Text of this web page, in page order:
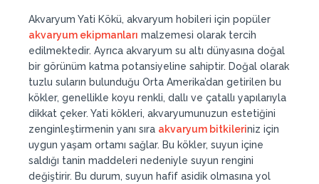
Akvaryum Yati Kökü, akvaryum hobileri için popüler
akvaryum ekipmanları malzemesi olarak tercih
edilmektedir. Ayrıca akvaryum su altı dünyasına doğal
bir görünüm katma potansiyeline sahiptir. Doğal olarak
tuzlu suların bulunduğu Orta Amerika’dan getirilen bu
kökler, genellikle koyu renkli, dallı ve çatallı yapılarıyla
dikkat çeker. Yati kökleri, akvaryumunuzun estetiğini
zenginleştirmenin yanı sıra akvaryum bitkileriniz için
uygun yaşam ortamı sağlar. Bu kökler, suyun içine
saldığı tanin maddeleri nedeniyle suyun rengini
değiştirir. Bu durum, suyun hafif asidik olmasına yol